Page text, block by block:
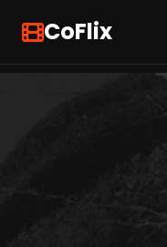
CoFlix